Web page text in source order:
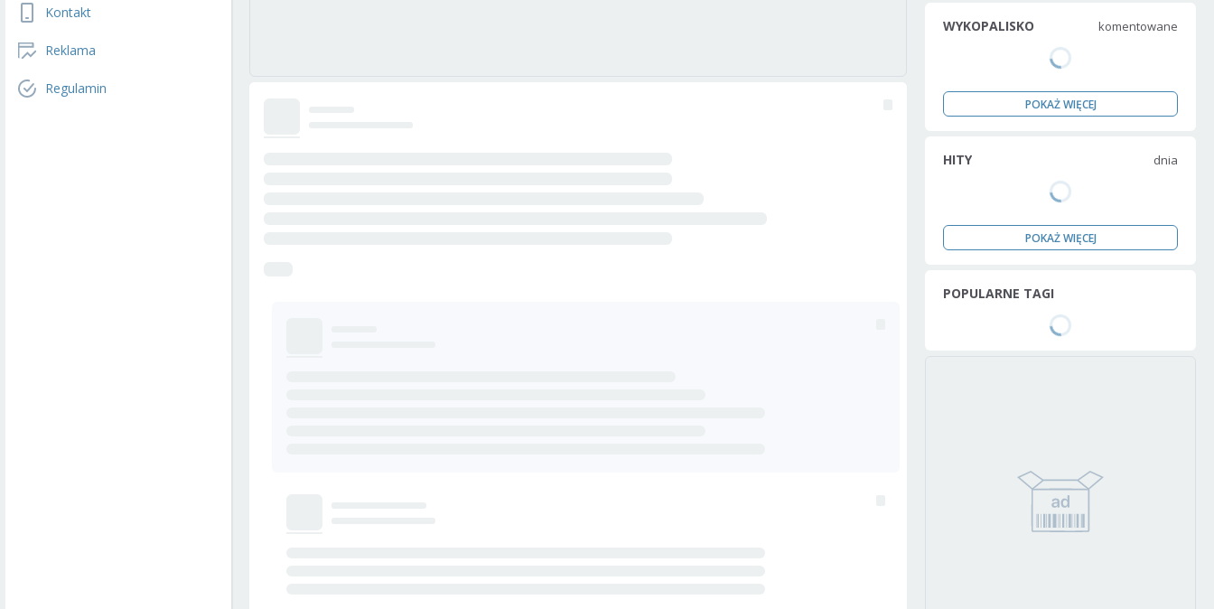
Kontakt
Reklama
Regulamin
WYKOPALISKO komentowane
POKAŻ WIĘCEJ
HITY dnia
POKAŻ WIĘCEJ
POPULARNE TAGI